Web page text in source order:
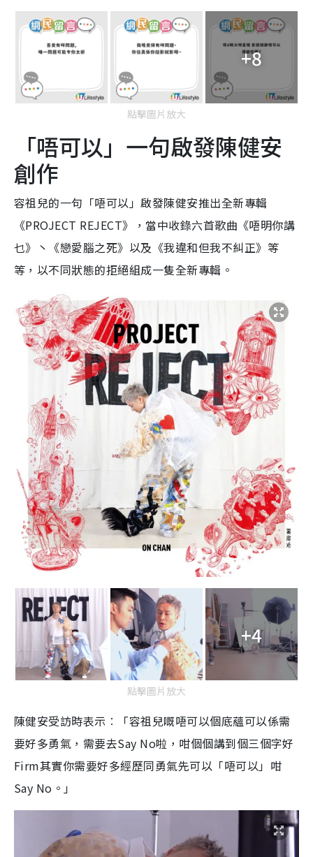
+8
點擊圖片放大
「唔可以」一句啟發陳健安
創作
容祖兒的一句「唔可以」啟發陳健安推出全新專輯
《PROJECT REJECT》，當中收錄六首歌曲《唔明你講
乜》丶《戀愛腦之死》以及《我違和但我不糾正》等
等，以不同狀態的拒絕組成一隻全新專輯。
+4
點擊圖片放大
陳健安受訪時表示︰「容祖兒嘅唔可以個底蘊可以係需
要好多勇氣，需要去Say No啦，咁個個講到個三個字好
Firm其實你需要好多經歷同勇氣先可以「唔可以」咁
Say No。」